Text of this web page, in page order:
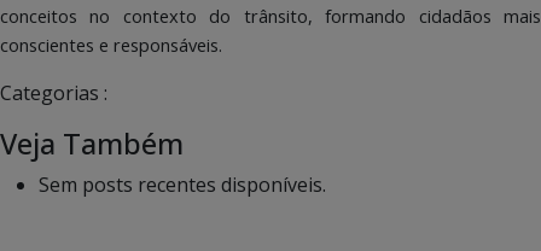
conceitos no contexto do trânsito, formando cidadãos mais
conscientes e responsáveis.
Categorias :
Veja Também
Sem posts recentes disponíveis.